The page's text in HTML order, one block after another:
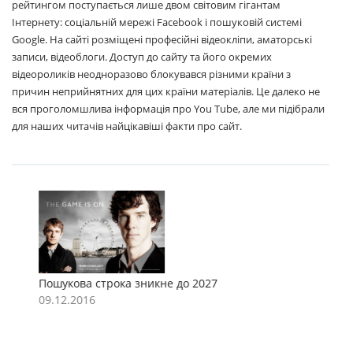
рейтингом поступається лише двом світовим гігантам
Інтернету: соціальній мережі Facebook і пошуковій системі
Google. На сайті розміщені професійні відеокліпи, аматорські
записи, відеоблоги. Доступ до сайту та його окремих
відеороликів неодноразово блокувався різними країни з
причин неприйнятних для цих країни матеріалів. Це далеко не
вся проголомшлива інформація про You Tube, але ми підібрали
для наших читачів найцікавіші факти про сайт.
Пошукова строка зникне до 2027
09.12.2016